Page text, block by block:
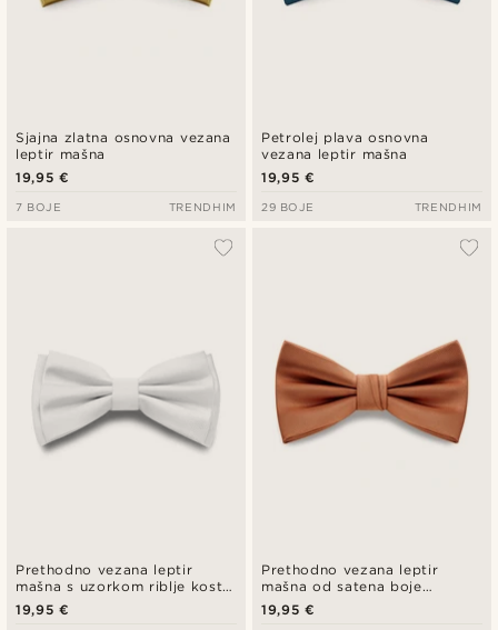
Sjajna zlatna osnovna vezana
leptir mašna
19,95 €
7 BOJE TRENDHIM
Petrolej plava osnovna
vezana leptir mašna
19,95 €
29 BOJE TRENDHIM
Prethodno vezana leptir
mašna s uzorkom riblje kosti
u bijeloj boji
19,95 €
Prethodno vezana leptir
mašna od satena boje
konjaka
19,95 €